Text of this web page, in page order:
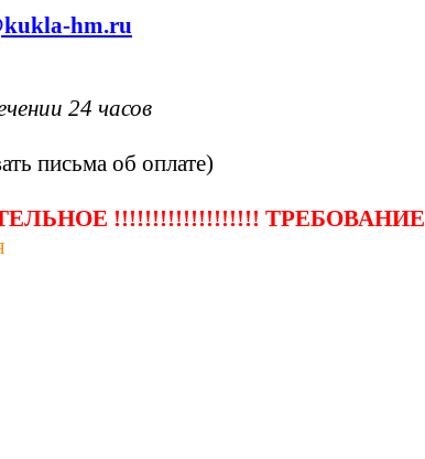
hm.ru
24 часов
письма об оплате)
!!!!!!!!!!!!!!!!!!! ТРЕБОВАНИЕ